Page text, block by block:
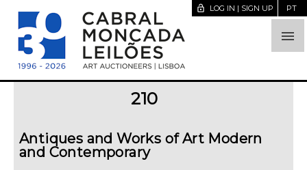

lock_open LOG IN | SIGN UP PT
210
Antiques and Works of Art Modern
and Contemporary